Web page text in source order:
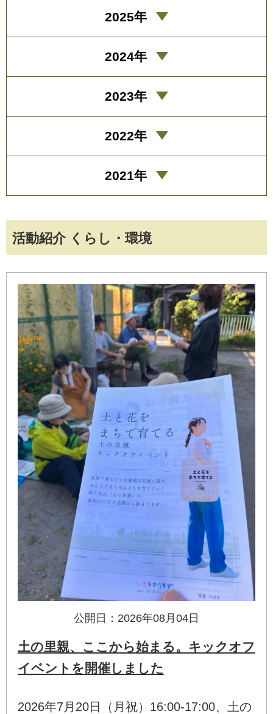
活動紹介 くらし・環境
公開日：2026年08月04日
土の里親、ここから始まる。キックオフ
イベントを開催しました
2026年7月20日（月祝）16:00-17:00、土の
2025年
2024年
2023年
2022年
2021年